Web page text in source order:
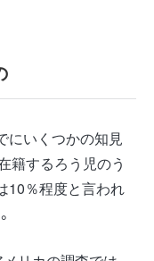
にいくつかの知見
籍するろう児のう
10％程度と言われ